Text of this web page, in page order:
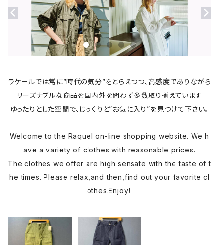
ラケールでは常に”時代の気分”をとらえつつ、高感度でありながら
リーズナブルな商品を国内外を問わず多数取り揃えています
ゆったりとした空間で、じっくりと”お気に入り”を見つけて下さい。
Welcome to the Raquel on-line shopping website. We h
ave a variety of clothes with reasonable prices.
The clothes we offer are high sensate with the taste of t
he times. Please relax,and then,find out your favorite cl
othes.Enjoy！